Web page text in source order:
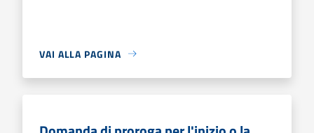
VAI ALLA PAGINA